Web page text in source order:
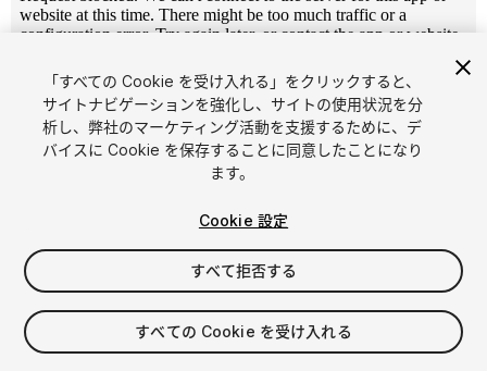
1 /4
$15
消費税は決済時に計算されます
「すべての Cookie を受け入れる」をクリックすると、
サイトナビゲーションを強化し、サイトの使用状況を分
析し、弊社のマーケティング活動を支援するために、デ
バイスに Cookie を保存することに同意したことになり
ます。
Cookie 設定
すべて拒否する
すべての Cookie を受け入れる